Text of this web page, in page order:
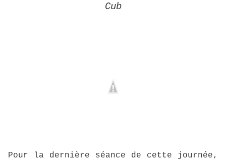
Cub
Pour la dernière séance de cette journée,